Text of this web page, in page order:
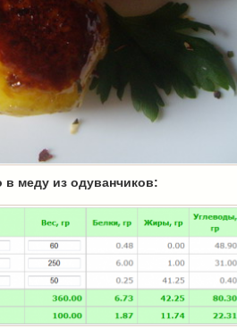
в меду из одуванчиков: